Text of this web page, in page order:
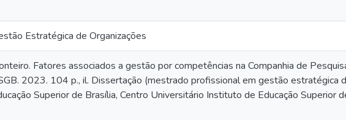
Estratégica de Organizações
Fatores associados a gestão por competências na Companhia de
2023. 104 p., il. Dissertação (mestrado profissional em gestão estratégica
Superior de Brasília, Centro Universitário Instituto de Educação Superior